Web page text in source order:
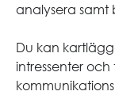
analysera samt
Du kan
intressenter